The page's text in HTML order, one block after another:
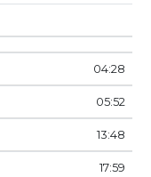
04:28
05:52
13:48
17:59